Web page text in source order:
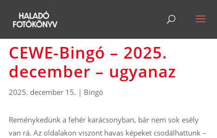
CEWE-Bingó – 2025.
december – ugyanaz
2025. december 15. | Bingó
Reménykedünk a fehér karácsonyban, bár nem sok esély
van rá. Az oldalakon viszont havas képeket csodálhattunk –